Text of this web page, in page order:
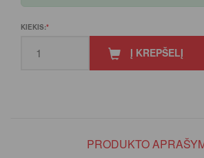
KIEKIS:
Į KREPŠELĮ
PRODUKTO